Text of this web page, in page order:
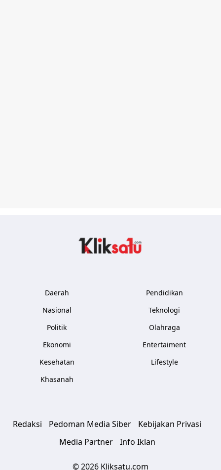
Daerah
Nasional
Politik
Ekonomi
Kesehatan
Khasanah
Pendidikan
Teknologi
Olahraga
Entertaiment
Lifestyle
Redaksi Pedoman Media Siber
Kebijakan Privasi
Media Partner
Info Iklan
© 2026 Kliksatu.com